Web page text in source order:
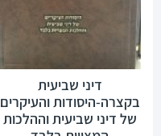
דיני שביעית
בקצרה-היסודות והעיקרים
של דיני שביעית וההלכות